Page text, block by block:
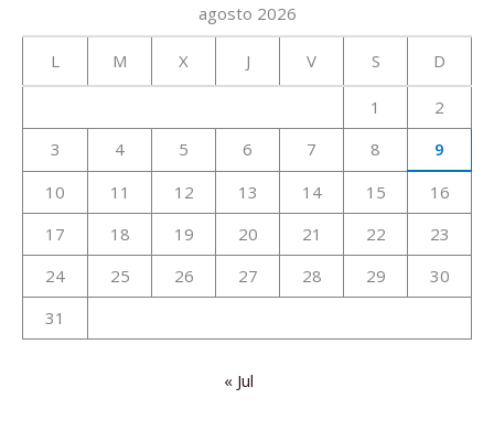
agosto 2026
L M X J V S D
1
2
3
4 5 6 7 8
9
10
11 12 13 14 15
16
17
18 19 20 21 22
23
24
25 26 27 28 29
30
31
« Jul